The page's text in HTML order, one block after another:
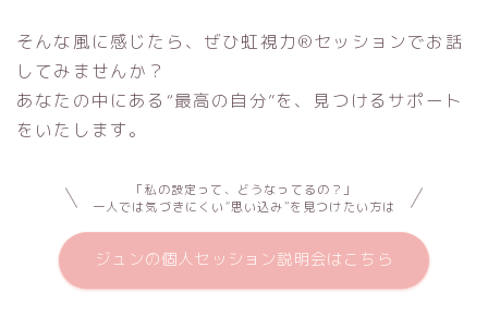
そんな風に感じたら、ぜひ虹視力®セッションでお話
してみませんか？
あなたの中にある“最高の自分”を、見つけるサポート
をいたします。
「私の設定って、どうなってるの？」
一人では気づきにくい“思い込み”を見つけたい方は
ジュンの個人セッション説明会はこちら